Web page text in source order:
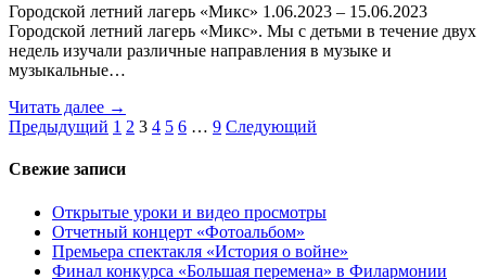
Городской летний лагерь «Микс» 1.06.2023 – 15.06.2023
Городской летний лагерь «Микс». Мы с детьми в течение двух
недель изучали различные направления в музыке и
музыкальные…
Читать далее →
Пагинация
записей
Предыдущий 1 2 3 4 5 6 … 9 Следующий
Свежие записи
Открытые уроки и видео просмотры
Отчетный концерт «Фотоальбом»
Премьера спектакля «История о войне»
Финал конкурса «Большая перемена» в Филармонии